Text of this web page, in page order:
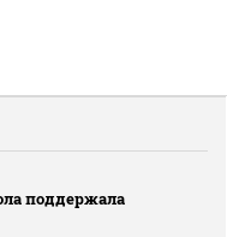
поддержала